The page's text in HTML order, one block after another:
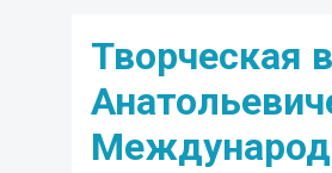
Творческая